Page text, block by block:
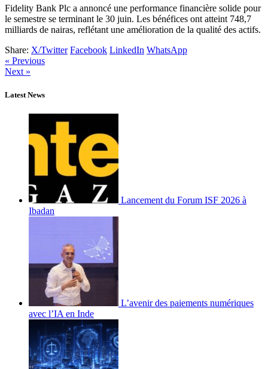
Fidelity Bank Plc a annoncé une performance financière solide pour
le semestre se terminant le 30 juin. Les bénéfices ont atteint 748,7
milliards de nairas, reflétant une amélioration de la qualité des actifs.
Share: X/Twitter Facebook LinkedIn WhatsApp
« Previous
Next »
Latest News
Lancement du Forum ISF 2026 à
Ibadan
L’avenir des paiements numériques
avec l’IA en Inde